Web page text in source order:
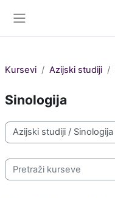
Kursevi Azijski studiji
Sinologija
Kategorije kurseva
Pretraži kurseve